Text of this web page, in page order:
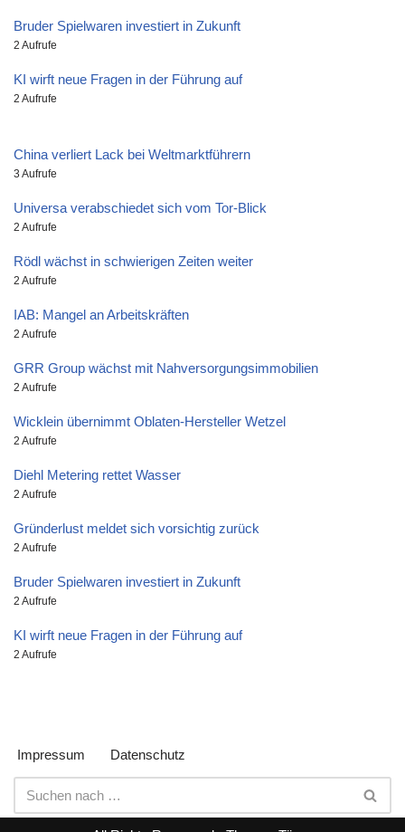
Bruder Spielwaren investiert in Zukunft
2 Aufrufe
KI wirft neue Fragen in der Führung auf
2 Aufrufe
China verliert Lack bei Weltmarktführern
3 Aufrufe
Universa verabschiedet sich vom Tor-Blick
2 Aufrufe
Rödl wächst in schwierigen Zeiten weiter
2 Aufrufe
IAB: Mangel an Arbeitskräften
2 Aufrufe
GRR Group wächst mit Nahversorgungsimmobilien
2 Aufrufe
Wicklein übernimmt Oblaten-Hersteller Wetzel
2 Aufrufe
Diehl Metering rettet Wasser
2 Aufrufe
Gründerlust meldet sich vorsichtig zurück
2 Aufrufe
Bruder Spielwaren investiert in Zukunft
2 Aufrufe
KI wirft neue Fragen in der Führung auf
2 Aufrufe
Impressum Datenschutz